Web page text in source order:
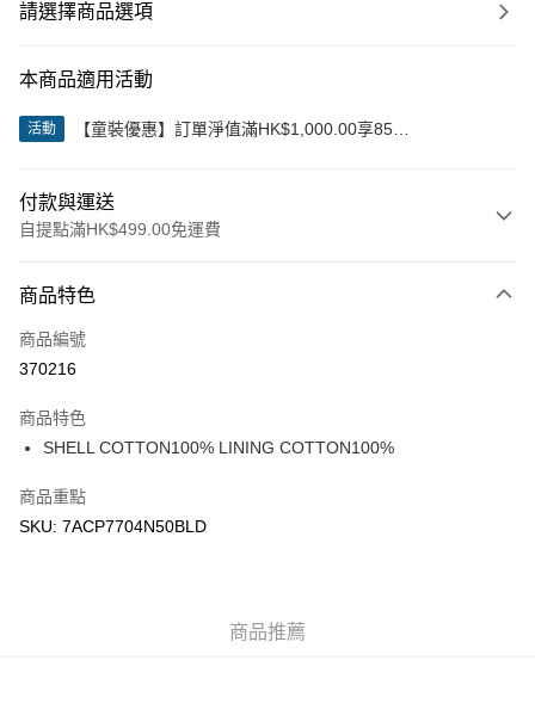
請選擇商品選項
本商品適用活動
活動
【童裝優惠】訂單淨值滿HK$1,000.00享85
付款與運送
自提點滿HK$499.00免運費
信用卡
Apple Pay
AlipayHK
WeChat Pay
商品特色
商品編號
370216
商品特色
SHELL COTTON100% LINING COTTON100%
商品重點
SKU: 7ACP7704N50BLD
商品推薦